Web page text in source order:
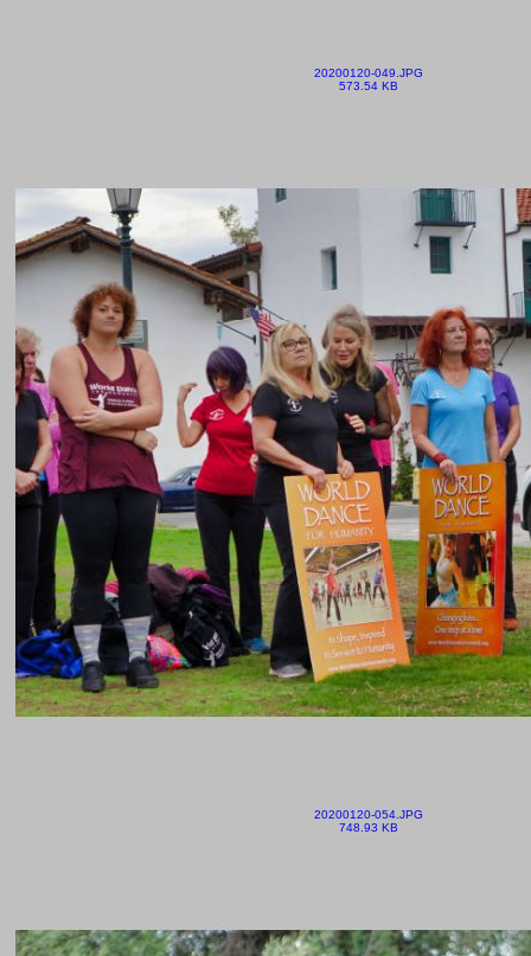
20200120-049.JPG
573.54 KB
20200120-054.JPG
748.93 KB